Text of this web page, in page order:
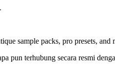
sample packs, pro presets,
pun terhubung secara resmi